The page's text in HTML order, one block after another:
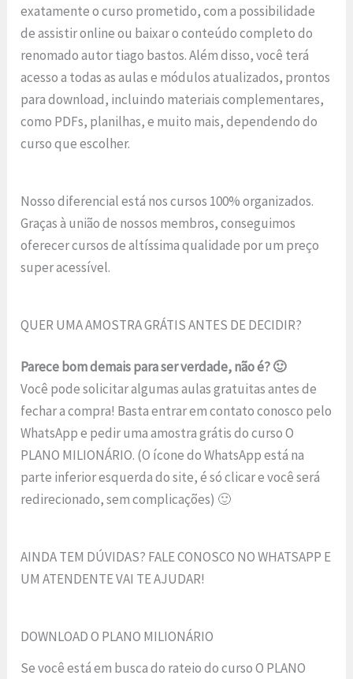
exatamente o curso prometido, com a possibilidade
de assistir online ou baixar o conteúdo completo do
renomado autor tiago bastos. Além disso, você terá
acesso a todas as aulas e módulos atualizados, prontos
para download, incluindo materiais complementares,
como PDFs, planilhas, e muito mais, dependendo do
curso que escolher.
Nosso diferencial está nos cursos 100% organizados.
Graças à união de nossos membros, conseguimos
oferecer cursos de altíssima qualidade por um preço
super acessível.
QUER UMA AMOSTRA GRÁTIS ANTES DE DECIDIR?
Parece bom demais para ser verdade, não é? 🙂
Você pode solicitar algumas aulas gratuitas antes de
fechar a compra! Basta entrar em contato conosco pelo
WhatsApp e pedir uma amostra grátis do curso O
PLANO MILIONÁRIO. (O ícone do WhatsApp está na
parte inferior esquerda do site, é só clicar e você será
redirecionado, sem complicações) 🙂
AINDA TEM DÚVIDAS? FALE CONOSCO NO WHATSAPP E
UM ATENDENTE VAI TE AJUDAR!
DOWNLOAD O PLANO MILIONÁRIO
Se você está em busca do rateio do curso O PLANO